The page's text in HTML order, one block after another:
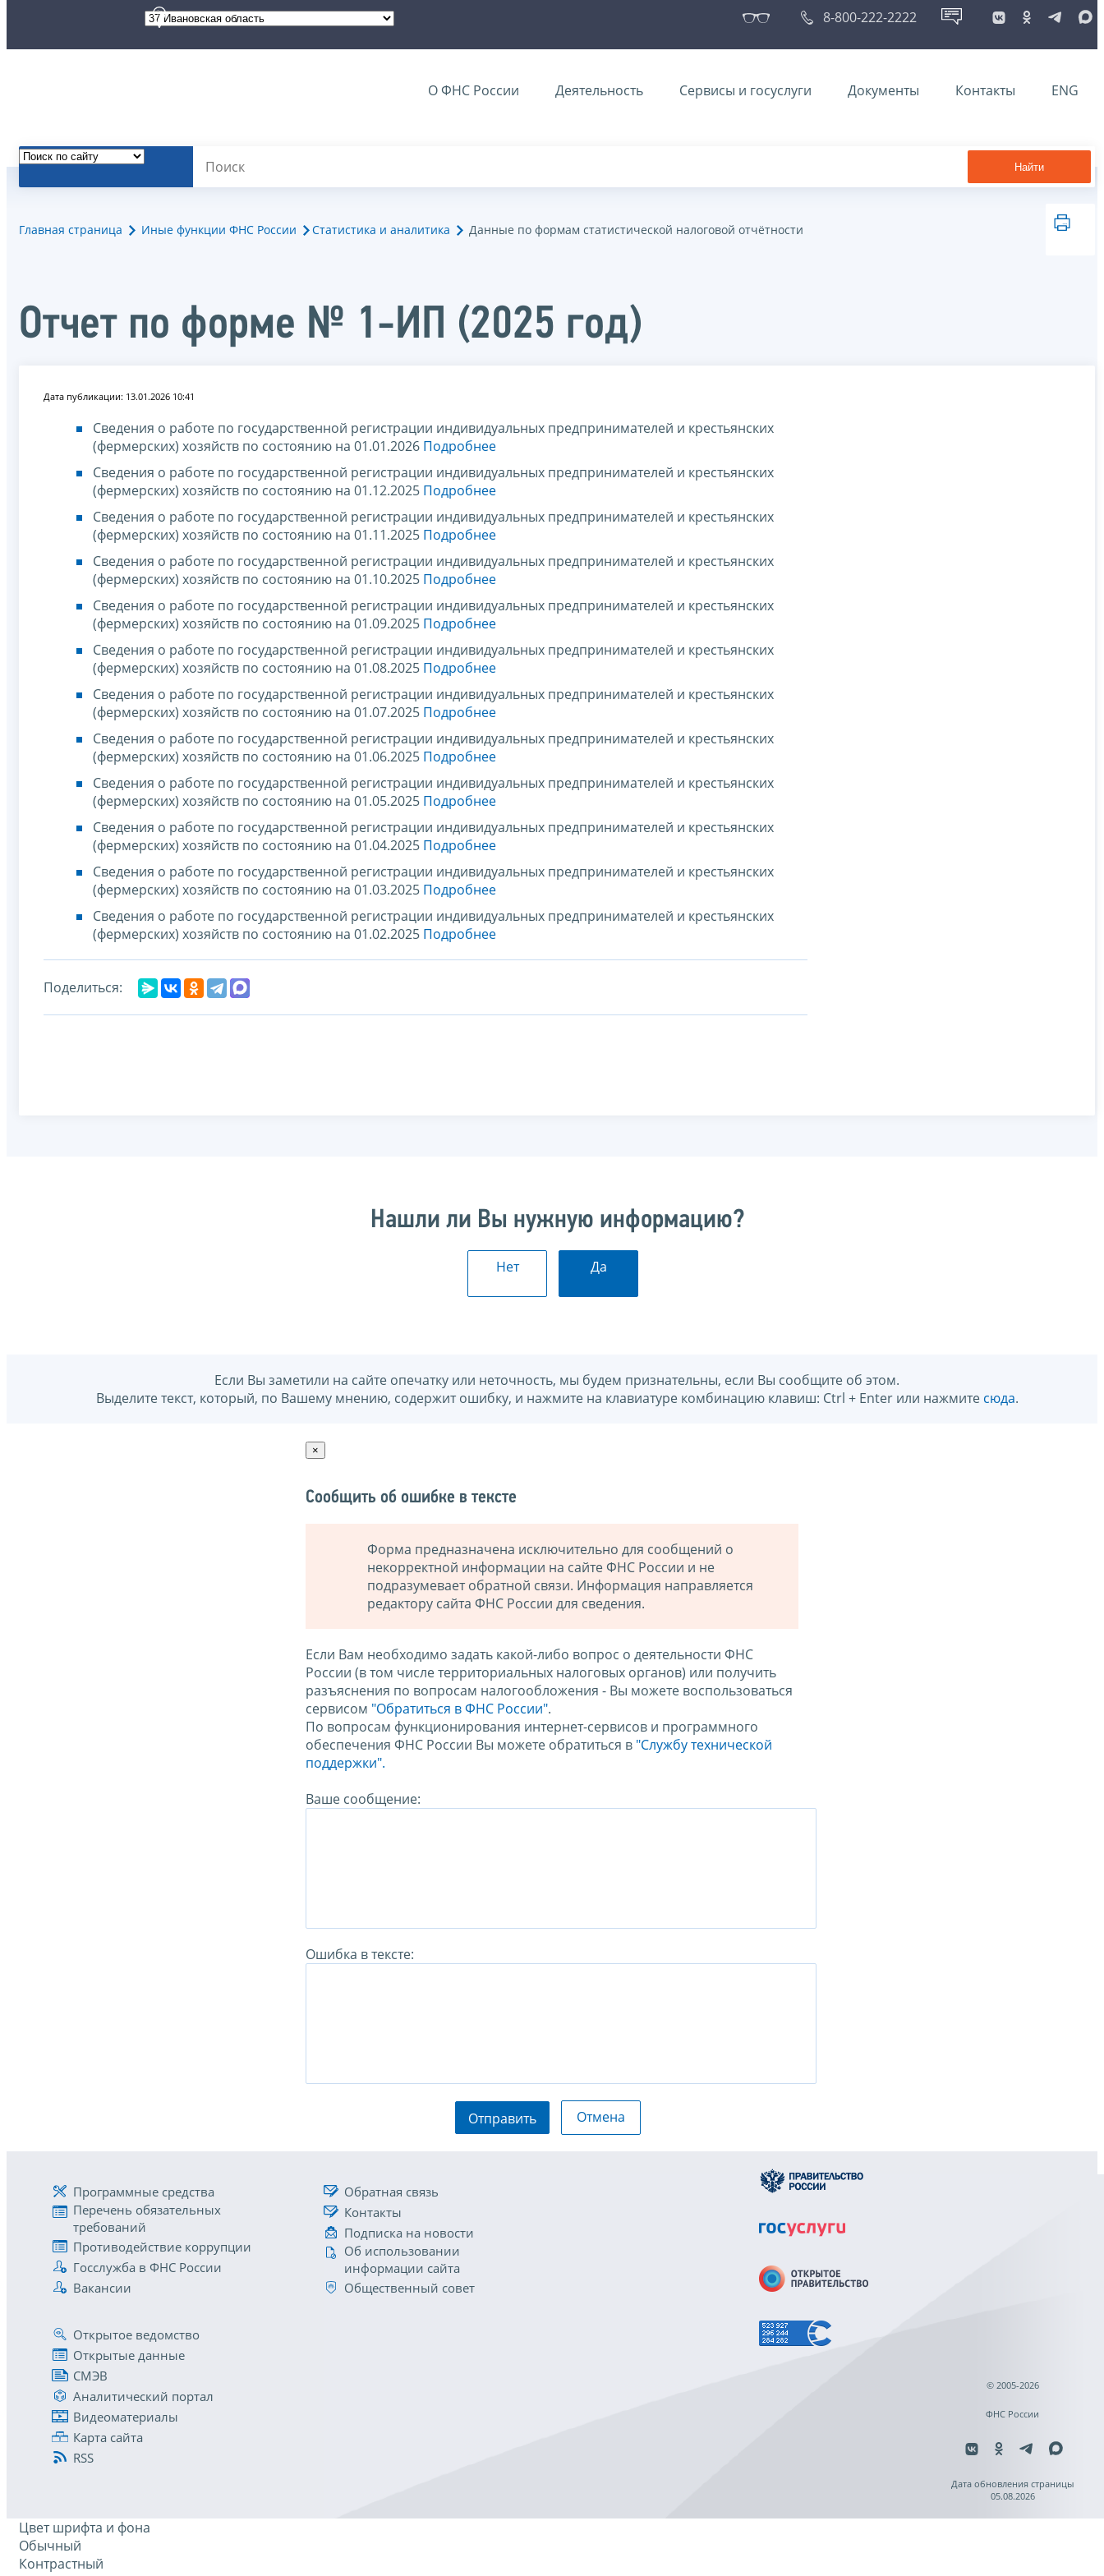
8-800-222-2222
О ФНС России Деятельность Сервисы и госуслуги Документы Контакты ENG
Найти
Главная страница Иные функции ФНС России Статистика и аналитика Данные по формам статистической налоговой отчётности
Отчет по форме № 1-ИП (2025 год)
Дата публикации: 13.01.2026 10:41
Сведения о работе по государственной регистрации индивидуальных предпринимателей и крестьянских
(фермерских) хозяйств по состоянию на 01.01.2026 Подробнее
Сведения о работе по государственной регистрации индивидуальных предпринимателей и крестьянских
(фермерских) хозяйств по состоянию на 01.12.2025 Подробнее
Сведения о работе по государственной регистрации индивидуальных предпринимателей и крестьянских
(фермерских) хозяйств по состоянию на 01.11.2025 Подробнее
Сведения о работе по государственной регистрации индивидуальных предпринимателей и крестьянских
(фермерских) хозяйств по состоянию на 01.10.2025 Подробнее
Сведения о работе по государственной регистрации индивидуальных предпринимателей и крестьянских
(фермерских) хозяйств по состоянию на 01.09.2025 Подробнее
Сведения о работе по государственной регистрации индивидуальных предпринимателей и крестьянских
(фермерских) хозяйств по состоянию на 01.08.2025 Подробнее
Сведения о работе по государственной регистрации индивидуальных предпринимателей и крестьянских
(фермерских) хозяйств по состоянию на 01.07.2025 Подробнее
Сведения о работе по государственной регистрации индивидуальных предпринимателей и крестьянских
(фермерских) хозяйств по состоянию на 01.06.2025 Подробнее
Сведения о работе по государственной регистрации индивидуальных предпринимателей и крестьянских
(фермерских) хозяйств по состоянию на 01.05.2025 Подробнее
Сведения о работе по государственной регистрации индивидуальных предпринимателей и крестьянских
(фермерских) хозяйств по состоянию на 01.04.2025 Подробнее
Сведения о работе по государственной регистрации индивидуальных предпринимателей и крестьянских
(фермерских) хозяйств по состоянию на 01.03.2025 Подробнее
Сведения о работе по государственной регистрации индивидуальных предпринимателей и крестьянских
(фермерских) хозяйств по состоянию на 01.02.2025 Подробнее
Поделиться:
Нашли ли Вы нужную информацию?
Нет Да
Если Вы заметили на сайте опечатку или неточность, мы будем признательны, если Вы сообщите об этом.
Выделите текст, который, по Вашему мнению, содержит ошибку, и нажмите на клавиатуре комбинацию клавиш: Ctrl + Enter или нажмите сюда.
×
Сообщить об ошибке в тексте
Форма предназначена исключительно для сообщений о
некорректной информации на сайте ФНС России и не
подразумевает обратной связи. Информация направляется
редактору сайта ФНС России для сведения.
Если Вам необходимо задать какой-либо вопрос о деятельности ФНС
России (в том числе территориальных налоговых органов) или получить
разъяснения по вопросам налогообложения - Вы можете воспользоваться
сервисом "Обратиться в ФНС России".
По вопросам функционирования интернет-сервисов и программного
обеспечения ФНС России Вы можете обратиться в "Службу технической
поддержки".
Ваше сообщение:
Ошибка в тексте:
Отправить Отмена
Программные средства
Перечень обязательных
требований
Противодействие коррупции
Госслужба в ФНС России
Вакансии
Обратная связь
Контакты
Подписка на новости
Об использовании
информации сайта
Общественный совет
Открытое ведомство
Открытые данные
СМЭВ
Аналитический портал
Видеоматериалы
Карта сайта
RSS
© 2005-2026
ФНС России
Дата обновления страницы
05.08.2026
Цвет шрифта и фона
Обычный
Контрастный